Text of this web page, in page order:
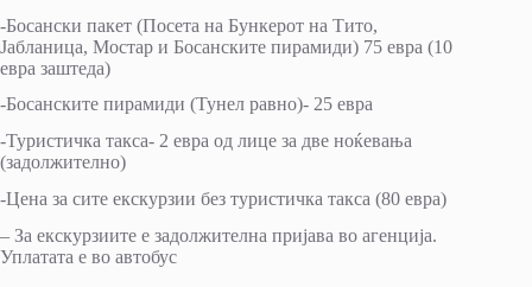
-Босански пакет (Посета на Бункерот на Тито,
Јабланица, Мостар и Босанските пирамиди) 75 евра (10
евра заштеда)
-Босанските пирамиди (Тунел равно)- 25 евра
-Туристичка такса- 2 евра од лице за две ноќевања
(задолжително)
-Цена за сите екскурзии без туристичка такса (80 евра)
– За екскурзиите е задолжителна пријава во агенција.
Уплатата е во автобус